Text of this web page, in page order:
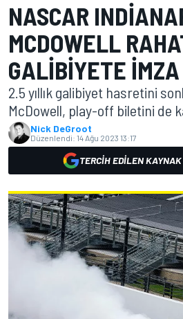
NASCAR
MCDOWELL
GALIBIYETE
2.5 yıllık galibiyet hasretini
McDowell, play-off biletini de
Nick DeGroot
Düzenlendi: 14 Ağu 2023 13:17
TERCIH EDILEN